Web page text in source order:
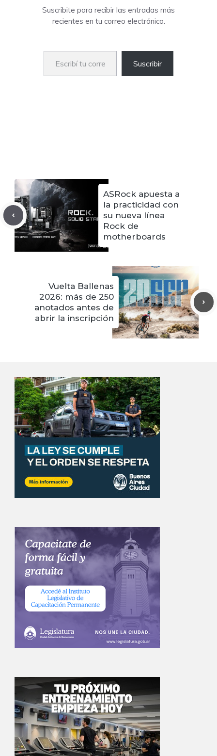
Suscribite para recibir las entradas más
recientes en tu correo electrónico.
Escribí tu correo electrónico…
Suscribir
ASRock apuesta a
la practicidad con
su nueva línea
Rock de
motherboards
Vuelta Ballenas
2026: más de 250
anotados antes de
abrir la inscripción